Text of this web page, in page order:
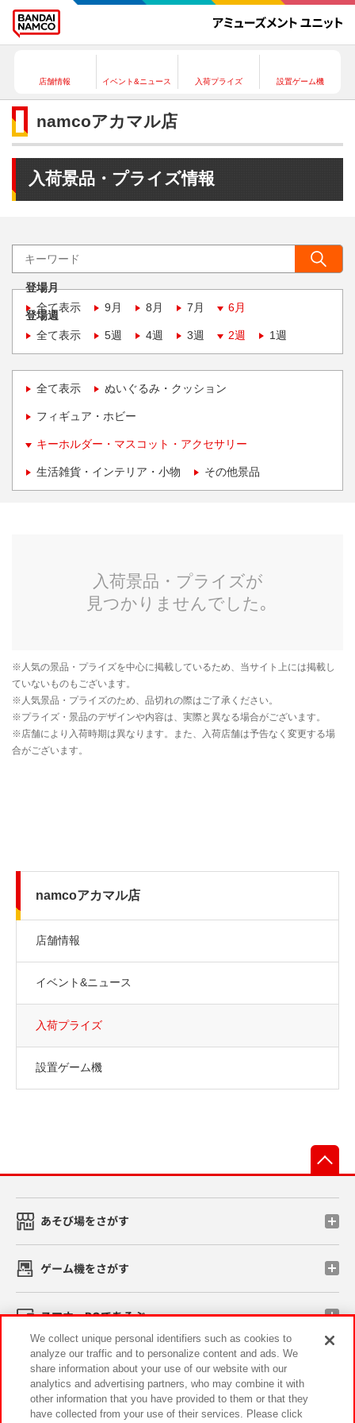
店舗情報 イベント&ニュース 入荷プライズ 設置ゲーム機
namcoアカマル店
入荷景品・プライズ情報
登場月
全て表示
9月 8月 7月 6月
登場週
全て表示
5週 4週 3週 2週 1週
全て表示 ぬいぐるみ・クッション
フィギュア・ホビー
キーホルダー・マスコット・アクセサリー
生活雑貨・インテリア・小物 その他景品
namcoアカマル店
店舗情報
イベント&ニュース
入荷プライズ
設置ゲーム機
あそび場をさがす
ゲーム機をさがす
スマホ・PCであそぶ
イベント・キャンペーン
We collect unique personal identifiers such as cookies to
analyze our traffic and to personalize content and ads. We
share information about your use of our website with our
analytics and advertising partners, who may combine it with
other information that you have provided to them or that they
have collected from your use of their services. Please click